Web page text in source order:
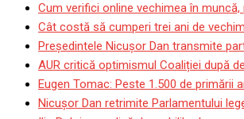
Cum verifici online vechimea în
Cât costă să cumperi trei ani de
Președintele Nicușor Dan transmite
AUR critică optimismul Coaliției după
Eugen Tomac: Peste 1.500 de primării
Nicușor Dan retrimite Parlamentului